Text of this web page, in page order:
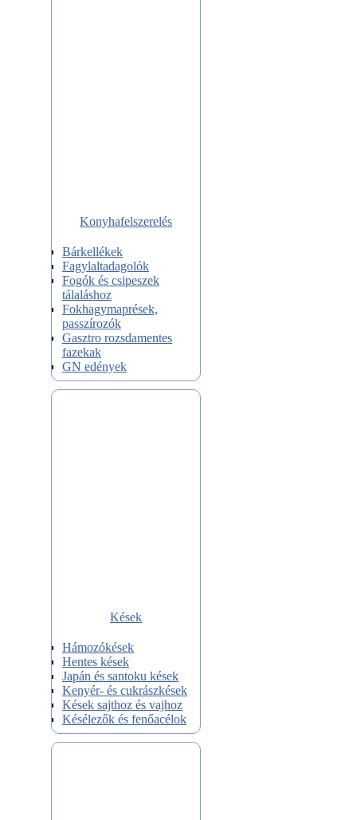
Konyhafelszerelés
Bárkellékek
Fagylaltadagolók
Fogók és csipeszek
tálaláshoz
Fokhagymaprések,
passzírozók
Gasztro rozsdamentes
fazekak
GN edények
Kések
Hámozókések
Hentes kések
Japán és santoku kések
Kenyér- és cukrászkések
Kések sajthoz és vajhoz
Késélezők és fenőacélok